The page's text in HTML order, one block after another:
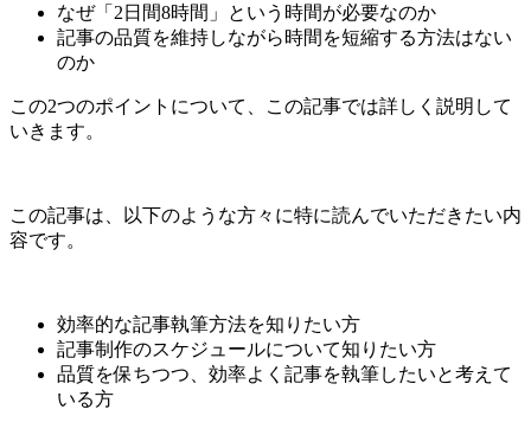
なぜ「2日間8時間」という時間が必要なのか
記事の品質を維持しながら時間を短縮する方法はない
のか
この2つのポイントについて、この記事では詳しく説明して
いきます。
この記事は、以下のような方々に特に読んでいただきたい内
容です。
効率的な記事執筆方法を知りたい方
記事制作のスケジュールについて知りたい方
品質を保ちつつ、効率よく記事を執筆したいと考えて
いる方